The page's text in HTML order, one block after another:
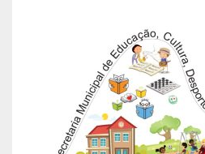
A História da Comunidade
A História da Comunidade Católica
Pontos Turísticos